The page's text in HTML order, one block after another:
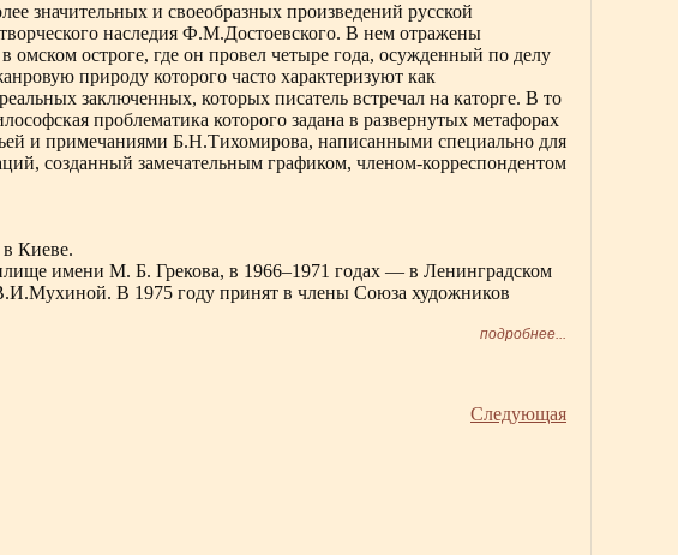
значительных и своеобразных произведений русской
наследия Ф.М.Достоевского. В нем отражены
остроге, где он провел четыре года, осужденный по делу
природу которого часто характеризуют как
заключенных, которых писатель встречал на каторге. В то
проблематика которого задана в развернутых метафорах
и примечаниями Б.Н.Тихомирова, написанными специально для
созданный замечательным графиком, членом-корреспондентом
Киеве.
имени М. Б. Грекова, в 1966–1971 годах — в Ленинградском
В 1975 году принят в члены Союза художников
подробнее...
Следующая